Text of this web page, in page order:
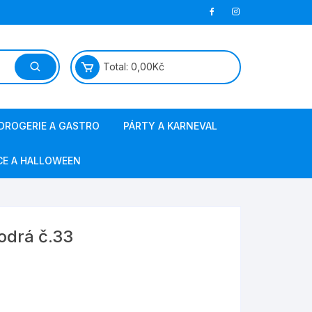
Total: 0,00Kč
A GASTRO
papírová hygiena
ostatní gastro
PÁRTY A KARNEVAL
A HALLOWEEN
č.33